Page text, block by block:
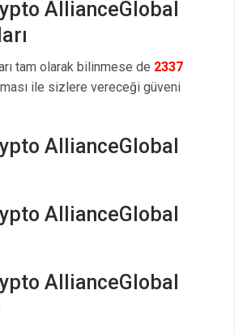
AllianceGlobal
tam olarak bilinmese de 2337
ile sizlere vereceği güveni
AllianceGlobal
AllianceGlobal
AllianceGlobal